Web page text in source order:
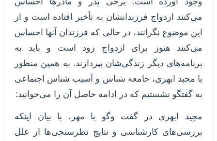
می‌کنند ازدواج فرزندانشان به تأخیر افتاده است و از
این موضوع نگرانند، در حالی که فرزندان آنها احساس
می‌کنند هنوز برای ازدواج زود است و باید به
برنامه‌های دیگر زندگی‌شان بپردازند. به همین منظور
با مجید ابهری، جامعه شناس و آسیب شناس اجتماعی
به گفتگو نشستیم که در ادامه حاصل آن را می‌خوانید:
مجید ابهری در گفت وگو با مهر، با بیان اینکه
بررسی‌های کارشناسی و نتایج نظرسنجی‌ها از علل